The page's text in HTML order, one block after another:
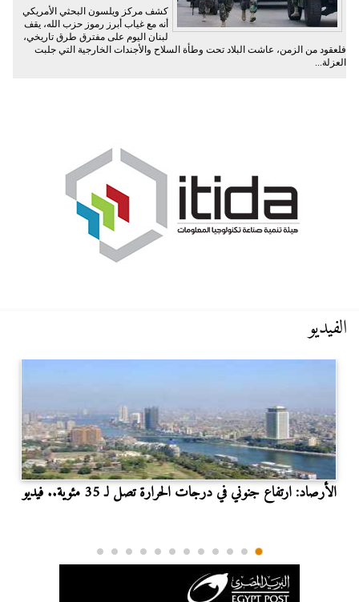
كشف مركز ويلسون البحثي الأمريكي
أنه مع غياب أبرز رموز حزب الله، يقف
لبنان اليوم على مفترق طرق تاريخي،
فلعقود من الزمن، عاشت البلاد تحت وطأة السلاح والأجندات الخارجية التي جلبت
العزلة...
الفيديو
الأرصاد: ارتفاع جنوني في درجات الحرارة تصل لـ 35 مئوية.. فيديو